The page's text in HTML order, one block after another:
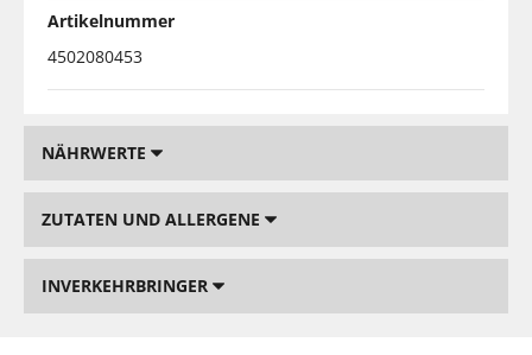
Artikelnummer
4502080453
NÄHRWERTE
ZUTATEN UND ALLERGENE
INVERKEHRBRINGER